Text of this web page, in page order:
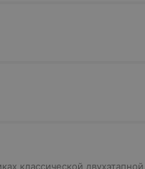
классической